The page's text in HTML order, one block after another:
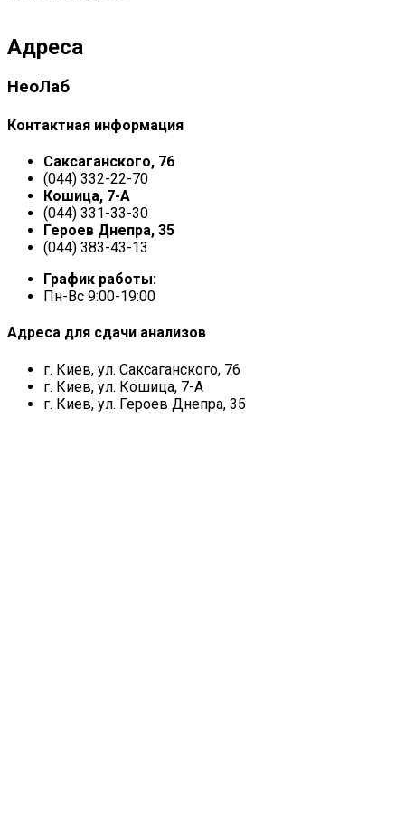
Адреса
НеоЛаб
Контактная информация
Саксаганского, 76
(044) 332-22-70
Кошица, 7-А
(044) 331-33-30
Героев Днепра, 35
(044) 383-43-13
График работы:
Пн-Вс 9:00-19:00
Адреса для сдачи анализов
г. Киев, ул. Саксаганского, 76
г. Киев, ул. Кошица, 7-А
г. Киев, ул. Героев Днепра, 35